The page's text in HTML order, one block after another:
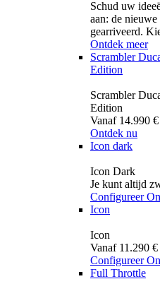
Schud uw
aan: de
gearriveerd.
Ontdek meer
Scrambler
Edition
Scrambler
Edition
Vanaf 14.990 €
Ontdek nu
Icon dark
Icon Dark
Je kunt altijd
Configureer
Icon
Icon
Vanaf 11.290 €
Configureer
Full Throttle